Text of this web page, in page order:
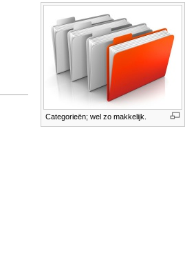
Categorieën; wel zo makkelijk.